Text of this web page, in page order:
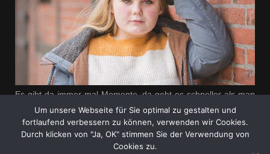
Es gibt da immer mal Momente, da geht es schneller als man
sich das vorgestellt hatte. Und kaum hat man sich umgesehen,
ist auch schon ein weiterer Termin erledigt.
„Schnellstart“
Um unsere Webseite für Sie optimal zu gestalten und
fortlaufend verbessern zu können, verwenden wir Cookies.
Durch klicken von "Ja, OK" stimmen Sie der Verwendung von
Cookies zu.